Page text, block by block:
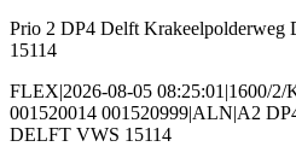
Prio 2 DP4 Delft Krakeelpolderweg
15114
FLEX|2026-08-05 08:25:01|1600/2/
001520014 001520999|ALN|A2
DELFT VWS 15114